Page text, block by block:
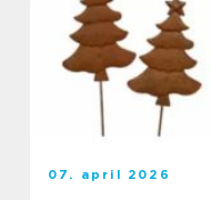
07. april 2026